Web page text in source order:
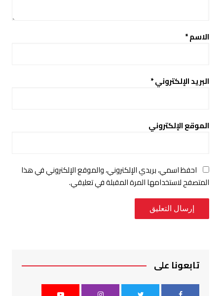
الاسم*
البريد الإلكتروني*
الموقع الإلكتروني
احفظ اسمي، بريدي الإلكتروني، والموقع الإلكتروني في هذا
المتصفح لاستخدامها المرة المقبلة في تعليقي.
تابعونا على